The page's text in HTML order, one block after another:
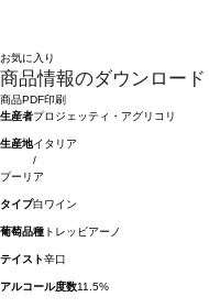
お気に入り
商品情報のダウンロード
商品PDF印刷
生産者プロジェッティ・アグリコリ
生産地イタリア
/
プーリア
タイプ白ワイン
葡萄品種トレッビアーノ
テイスト辛口
アルコール度数11.5%